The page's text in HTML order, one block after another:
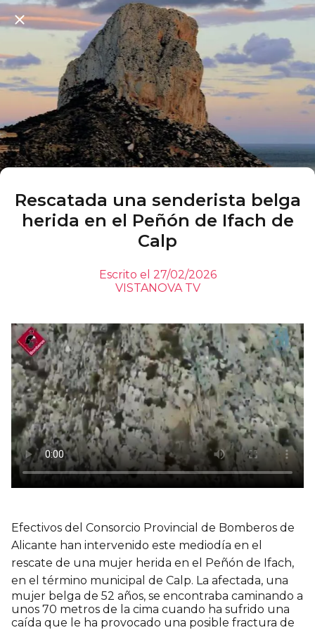
Rescatada una senderista belga
herida en el Peñón de Ifach de
Calp
Escrito el 27/02/2026
VISTANOVA TV
Efectivos del Consorcio Provincial de Bomberos de
Alicante han intervenido este mediodía en el
rescate de una mujer herida en el Peñón de Ifach,
en el término municipal de Calp. La afectada, una
mujer belga de 52 años, se encontraba caminando a
unos 70 metros de la cima cuando ha sufrido una
caída que le ha provocado una posible fractura de